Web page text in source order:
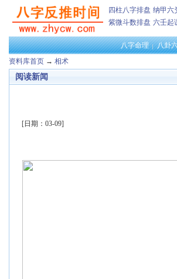
四柱八字排盘 纳甲六
紫微斗数排盘 六壬起
八字命理 八卦
资料库首页 → 相术
阅读新闻
[日期：03-09]